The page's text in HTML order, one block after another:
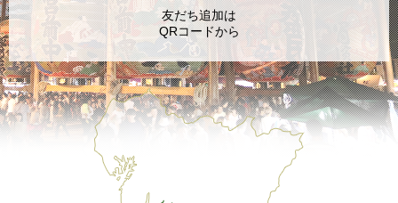
友だち追加は
QRコードから